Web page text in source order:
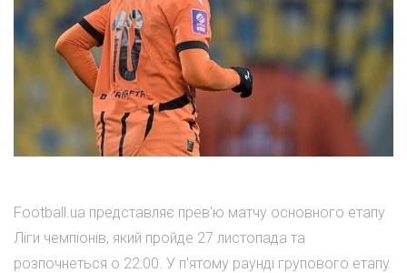
Football.ua представляє прев'ю матчу основного етапу
Ліги чемпіонів, який пройде 27 листопада та
розпочнеться о 22:00. У п'ятому раунді групового етапу